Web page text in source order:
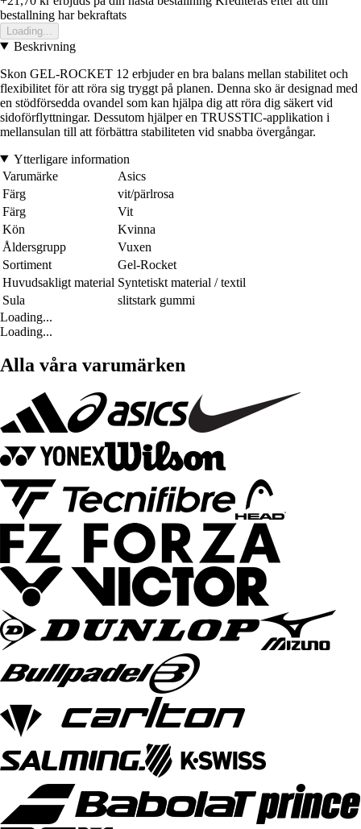
bestallning har bekraftats
Loading...
Beskrivning
Skon GEL-ROCKET 12 erbjuder en bra balans mellan stabilitet och
flexibilitet för att röra sig tryggt på planen. Denna sko är designad med
en stödförsedda ovandel som kan hjälpa dig att röra dig säkert vid
sidoförflyttningar. Dessutom hjälper en TRUSSTIC-applikation i
mellansulan till att förbättra stabiliteten vid snabba övergångar.
Ytterligare information
Varumärke
Asics
Färg
vit/pärlrosa
Färg
Vit
Kön
Kvinna
Åldersgrupp
Vuxen
Sortiment
Gel-Rocket
Huvudsakligt material Syntetiskt material / textil
Sula
slitstark gummi
Loading...
Loading...
Alla våra varumärken